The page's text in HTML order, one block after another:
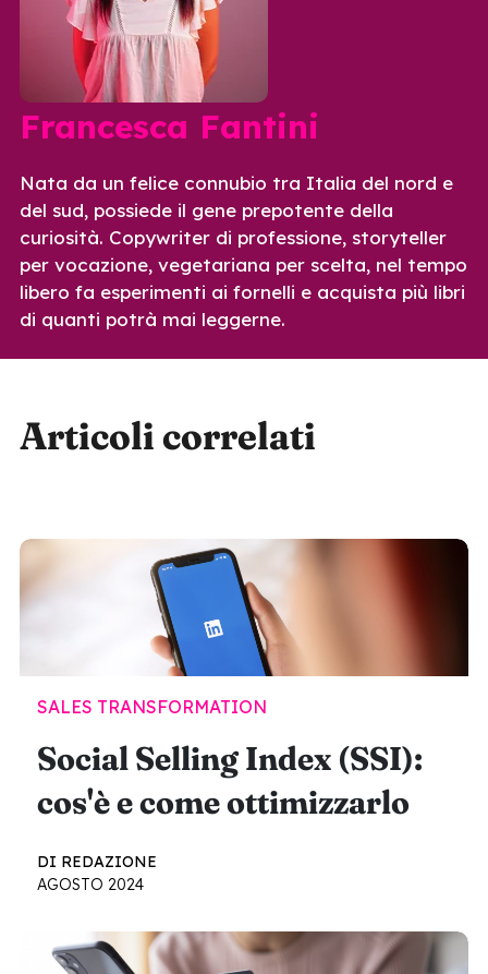
Francesca Fantini
Nata da un felice connubio tra Italia del nord e
del sud, possiede il gene prepotente della
curiosità. Copywriter di professione, storyteller
per vocazione, vegetariana per scelta, nel tempo
libero fa esperimenti ai fornelli e acquista più libri
di quanti potrà mai leggerne.
Articoli correlati
SALES TRANSFORMATION
Social Selling Index (SSI):
cos'è e come ottimizzarlo
DI REDAZIONE
AGOSTO 2024